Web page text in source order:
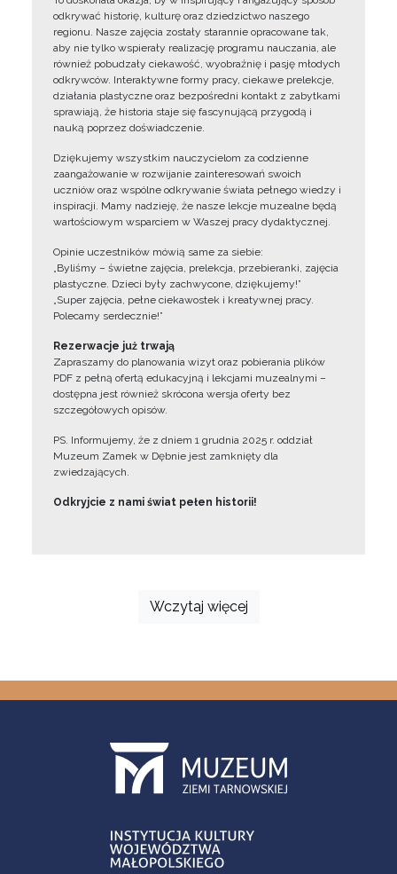
odkrywać historię, kulturę oraz dziedzictwo naszego
regionu. Nasze zajęcia zostały starannie opracowane tak,
aby nie tylko wspierały realizację programu nauczania, ale
również pobudzały ciekawość, wyobraźnię i pasję młodych
odkrywców. Interaktywne formy pracy, ciekawe prelekcje,
działania plastyczne oraz bezpośredni kontakt z zabytkami
sprawiają, że historia staje się fascynującą przygodą i
nauką poprzez doświadczenie.
Dziękujemy wszystkim nauczycielom za codzienne
zaangażowanie w rozwijanie zainteresowań swoich
uczniów oraz wspólne odkrywanie świata pełnego wiedzy i
inspiracji. Mamy nadzieję, że nasze lekcje muzealne będą
wartościowym wsparciem w Waszej pracy dydaktycznej.
Opinie uczestników mówią same za siebie:
„Byliśmy – świetne zajęcia, prelekcja, przebieranki, zajęcia
plastyczne. Dzieci były zachwycone, dziękujemy!”
„Super zajęcia, pełne ciekawostek i kreatywnej pracy.
Polecamy serdecznie!”
Rezerwacje już trwają
Zapraszamy do planowania wizyt oraz pobierania plików
PDF z pełną ofertą edukacyjną i lekcjami muzealnymi –
dostępna jest również skrócona wersja oferty bez
szczegółowych opisów.
PS. Informujemy, że z dniem 1 grudnia 2025 r. oddział
Muzeum Zamek w Dębnie jest zamknięty dla
zwiedzających.
Odkryjcie z nami świat pełen historii!
Wczytaj więcej